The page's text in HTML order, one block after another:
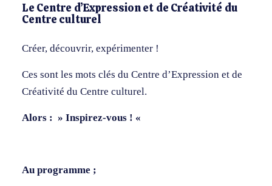
Le Centre d’Expression et de Créativité du
Centre culturel
Créer, découvrir, expérimenter !
Ces sont les mots clés du Centre d’Expression et de
Créativité du Centre culturel.
Alors : » Inspirez-vous ! «
Au programme ;